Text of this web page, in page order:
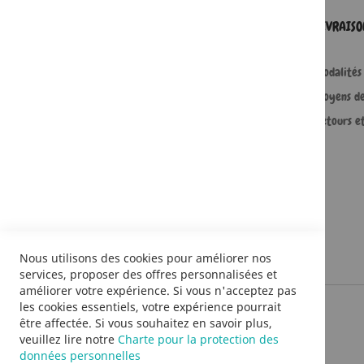
Moyens
Retours
Nous utilisons des cookies pour améliorer nos
services, proposer des offres personnalisées et
améliorer votre expérience. Si vous n'acceptez pas
les cookies essentiels, votre expérience pourrait
être affectée. Si vous souhaitez en savoir plus,
veuillez lire notre Charte pour la protection des
données personnelles